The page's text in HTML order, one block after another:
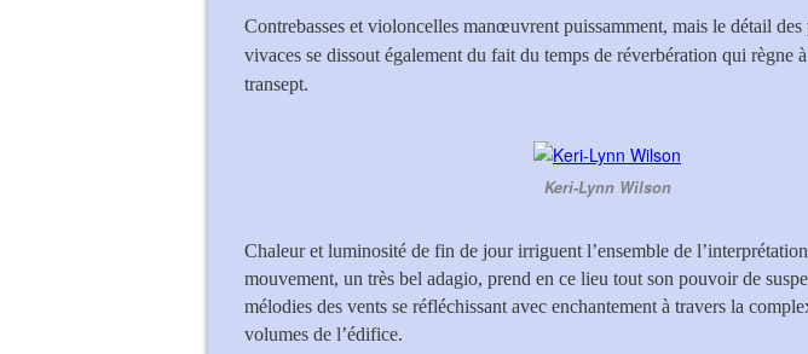
Contrebasses et violoncelles manœuvrent puissamment, mais le détail des
vivaces se dissout également du fait du temps de réverbération qui règne
transept.
Keri-Lynn Wilson
Chaleur et luminosité de fin de jour irriguent l’ensemble de
mouvement, un très bel adagio, prend en ce lieu tout son pouvoir de
mélodies des vents se réfléchissant avec enchantement à travers la
volumes de l’édifice.